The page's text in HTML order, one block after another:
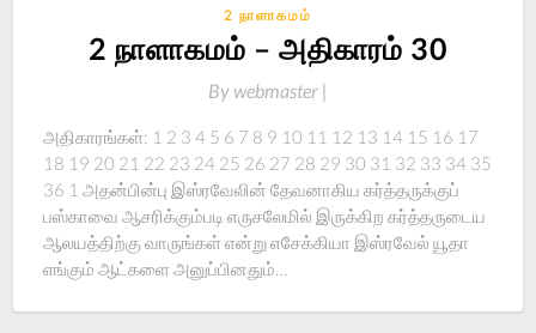
2 நாளாகமம்
2 நாளாகமம் – அதிகாரம் 30
By webmaster |
அதிகாரங்கள்: 1 2 3 4 5 6 7 8 9 10 11 12 13 14 15 16 17
18 19 20 21 22 23 24 25 26 27 28 29 30 31 32 33 34 35
36 1 அதன்பின்பு இஸ்ரவேலின் தேவனாகிய கர்த்தருக்குப்
பஸ்காவை ஆசரிக்கும்படி எருசலேமில் இருக்கிற கர்த்தருடைய
ஆலயத்திற்கு வாருங்கள் என்று எசேக்கியா இஸ்ரவேல் யூதா
எங்கும் ஆட்களை அனுப்பினதும்…